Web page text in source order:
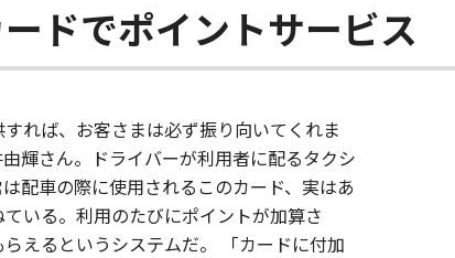
ドでポイントサービス
れば、お客さまは必ず振り向いてくれま
輝さん。ドライバーが利用者に配るタクシ
配車の際に使用されるこのカード、実はあ
いる。利用のたびにポイントが加算さ
えるというシステムだ。 「カードに付加